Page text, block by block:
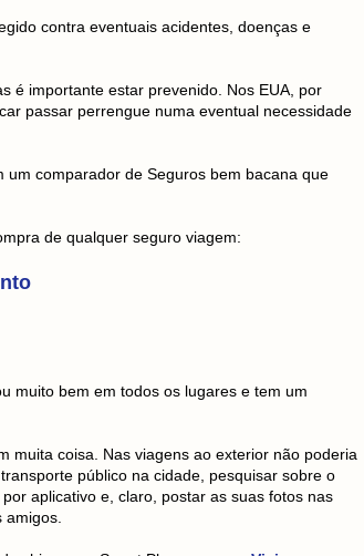
contra eventuais acidentes, doenças e
é importante estar prevenido. Nos EUA, por
passar perrengue numa eventual necessidade
comparador de Seguros bem bacana que
de qualquer seguro viagem:
muito bem em todos os lugares e tem um
muita coisa. Nas viagens ao exterior não poderia
público na cidade, pesquisar sobre o
aplicativo e, claro, postar as suas fotos nas